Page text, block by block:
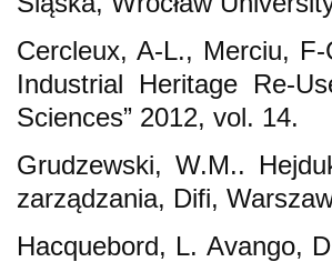
Cercleux, A-L., Merciu,
Industrial Heritage Re-
Sciences” 2012, vol. 14.
Grudzewski, W.M..
zarządzania, Difi,
Hacquebord, L. Avango,